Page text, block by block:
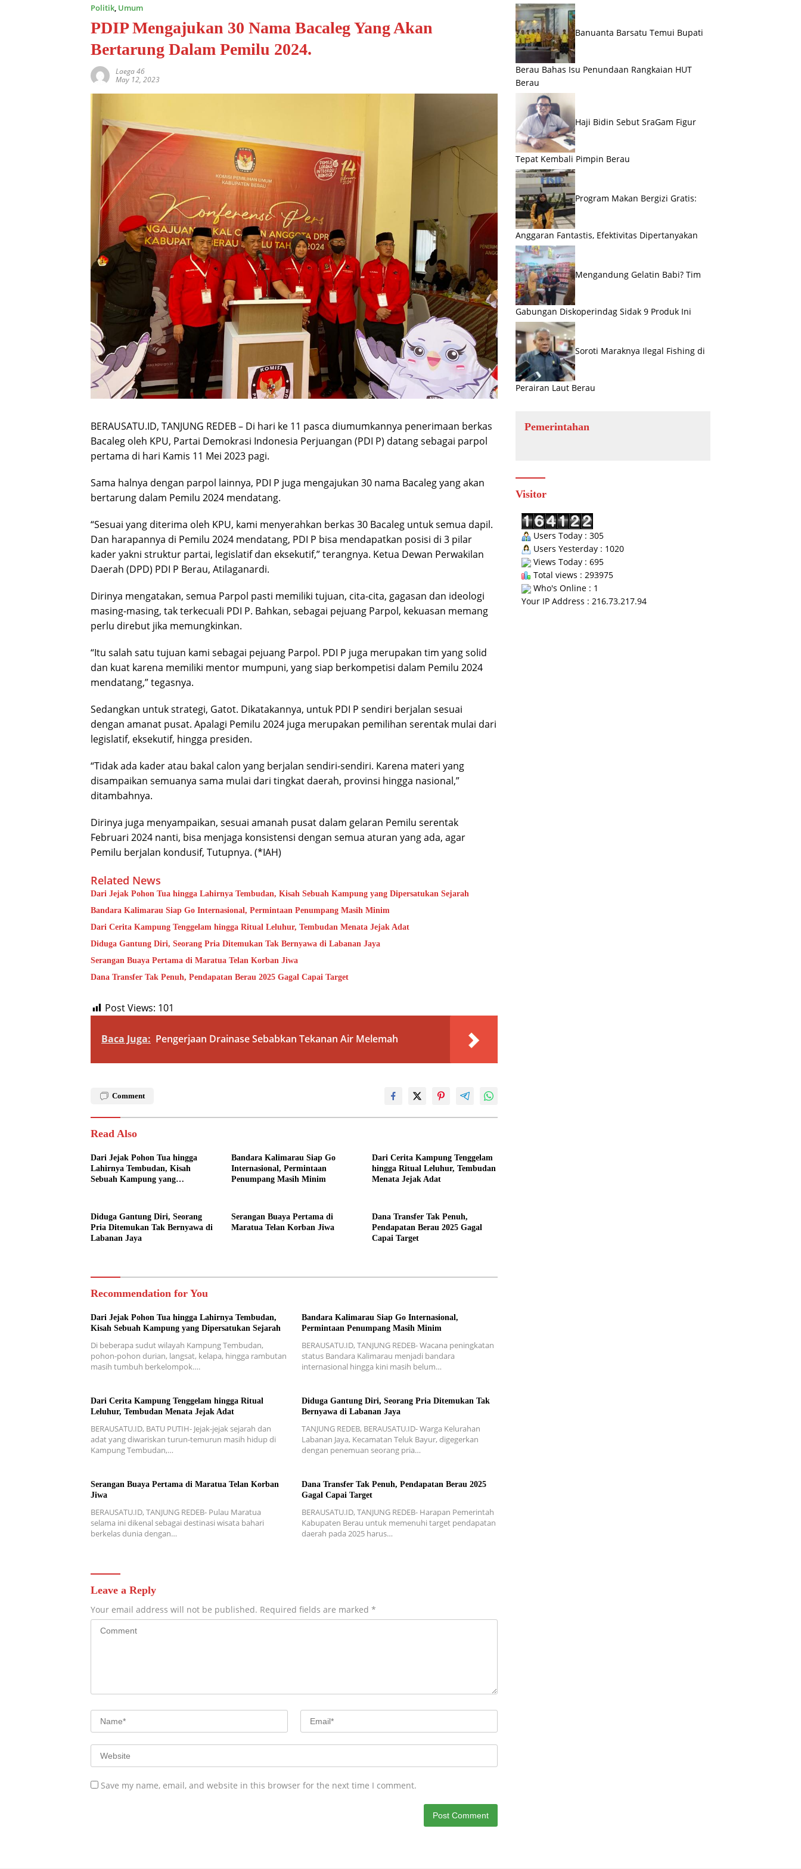
Politik, Umum
PDIP Mengajukan 30 Nama Bacaleg Yang Akan
Bertarung Dalam Pemilu 2024.
Laega 46
May 12, 2023
BERAUSATU.ID, TANJUNG REDEB – Di hari ke 11 pasca diumumkannya penerimaan berkas
Bacaleg oleh KPU, Partai Demokrasi Indonesia Perjuangan (PDI P) datang sebagai parpol
pertama di hari Kamis 11 Mei 2023 pagi.
Sama halnya dengan parpol lainnya, PDI P juga mengajukan 30 nama Bacaleg yang akan
bertarung dalam Pemilu 2024 mendatang.
“Sesuai yang diterima oleh KPU, kami menyerahkan berkas 30 Bacaleg untuk semua dapil.
Dan harapannya di Pemilu 2024 mendatang, PDI P bisa mendapatkan posisi di 3 pilar
kader yakni struktur partai, legislatif dan eksekutif,” terangnya. Ketua Dewan Perwakilan
Daerah (DPD) PDI P Berau, Atilaganardi.
Dirinya mengatakan, semua Parpol pasti memiliki tujuan, cita-cita, gagasan dan ideologi
masing-masing, tak terkecuali PDI P. Bahkan, sebagai pejuang Parpol, kekuasan memang
perlu direbut jika memungkinkan.
“Itu salah satu tujuan kami sebagai pejuang Parpol. PDI P juga merupakan tim yang solid
dan kuat karena memiliki mentor mumpuni, yang siap berkompetisi dalam Pemilu 2024
mendatang,” tegasnya.
Sedangkan untuk strategi, Gatot. Dikatakannya, untuk PDI P sendiri berjalan sesuai
dengan amanat pusat. Apalagi Pemilu 2024 juga merupakan pemilihan serentak mulai dari
legislatif, eksekutif, hingga presiden.
“Tidak ada kader atau bakal calon yang berjalan sendiri-sendiri. Karena materi yang
disampaikan semuanya sama mulai dari tingkat daerah, provinsi hingga nasional,”
ditambahnya.
Dirinya juga menyampaikan, sesuai amanah pusat dalam gelaran Pemilu serentak
Februari 2024 nanti, bisa menjaga konsistensi dengan semua aturan yang ada, agar
Pemilu berjalan kondusif, Tutupnya. (*IAH)
Related News
Dari Jejak Pohon Tua hingga Lahirnya Tembudan, Kisah Sebuah Kampung yang Dipersatukan Sejarah
Bandara Kalimarau Siap Go Internasional, Permintaan Penumpang Masih Minim
Dari Cerita Kampung Tenggelam hingga Ritual Leluhur, Tembudan Menata Jejak Adat
Diduga Gantung Diri, Seorang Pria Ditemukan Tak Bernyawa di Labanan Jaya
Serangan Buaya Pertama di Maratua Telan Korban Jiwa
Dana Transfer Tak Penuh, Pendapatan Berau 2025 Gagal Capai Target
Post Views: 101
Baca Juga: Pengerjaan Drainase Sebabkan Tekanan Air Melemah
Comment
Read Also
Dari Jejak Pohon Tua hingga
Lahirnya Tembudan, Kisah
Sebuah Kampung yang
Bandara Kalimarau Siap Go
Internasional, Permintaan
Penumpang Masih Minim
Dari Cerita Kampung Tenggelam
hingga Ritual Leluhur, Tembudan
Menata Jejak Adat
Diduga Gantung Diri, Seorang
Pria Ditemukan Tak Bernyawa di
Labanan Jaya
Serangan Buaya Pertama di
Maratua Telan Korban Jiwa
Dana Transfer Tak Penuh,
Pendapatan Berau 2025 Gagal
Capai Target
Recommendation for You
Dari Jejak Pohon Tua hingga Lahirnya Tembudan,
Kisah Sebuah Kampung yang Dipersatukan Sejarah
Di beberapa sudut wilayah Kampung Tembudan,
pohon-pohon durian, langsat, kelapa, hingga rambutan
masih tumbuh berkelompok….
Bandara Kalimarau Siap Go Internasional,
Permintaan Penumpang Masih Minim
BERAUSATU.ID, TANJUNG REDEB- Wacana peningkatan
status Bandara Kalimarau menjadi bandara
internasional hingga kini masih belum…
Dari Cerita Kampung Tenggelam hingga Ritual
Leluhur, Tembudan Menata Jejak Adat
BERAUSATU.ID, BATU PUTIH- Jejak-jejak sejarah dan
adat yang diwariskan turun-temurun masih hidup di
Kampung Tembudan,…
Diduga Gantung Diri, Seorang Pria Ditemukan Tak
Bernyawa di Labanan Jaya
TANJUNG REDEB, BERAUSATU.ID- Warga Kelurahan
Labanan Jaya, Kecamatan Teluk Bayur, digegerkan
dengan penemuan seorang pria…
Serangan Buaya Pertama di Maratua Telan Korban
Jiwa
BERAUSATU.ID, TANJUNG REDEB- Pulau Maratua
selama ini dikenal sebagai destinasi wisata bahari
berkelas dunia dengan…
Dana Transfer Tak Penuh, Pendapatan Berau 2025
Gagal Capai Target
BERAUSATU.ID, TANJUNG REDEB- Harapan Pemerintah
Kabupaten Berau untuk memenuhi target pendapatan
daerah pada 2025 harus…
Leave a Reply
Your email address will not be published. Required fields are marked *
Save my name, email, and website in this browser for the next time I comment.
Banuanta Barsatu Temui Bupati
Berau Bahas Isu Penundaan Rangkaian HUT
Berau
Haji Bidin Sebut SraGam Figur
Tepat Kembali Pimpin Berau
Program Makan Bergizi Gratis:
Anggaran Fantastis, Efektivitas Dipertanyakan
Mengandung Gelatin Babi? Tim
Gabungan Diskoperindag Sidak 9 Produk Ini
Soroti Maraknya Ilegal Fishing di
Perairan Laut Berau
Pemerintahan
Visitor
Users Today : 305
Users Yesterday : 1020
Views Today : 695
Total views : 293975
Who's Online : 1
Your IP Address : 216.73.217.94